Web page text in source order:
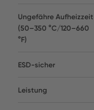
Ungefähre Aufheizzeit
(50–350 °C/120–660
°F)
ESD-sicher
Leistung